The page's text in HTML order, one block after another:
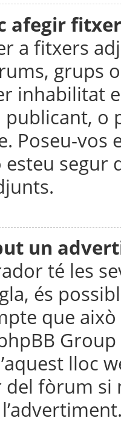
afegir
a fitxers
grups
inhabilitat
publicant,
Poseu-vos
segur
un
té les
és
que
lloc
del fòrum